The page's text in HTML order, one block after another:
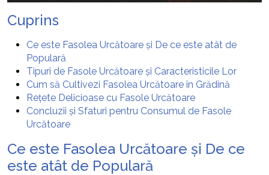
Cuprins
Ce este Fasolea Urcătoare și De ce este atât de
Populară
Tipuri de Fasole Urcătoare și Caracteristicile Lor
Cum să Cultivezi Fasolea Urcătoare în Grădină
Rețete Delicioase cu Fasole Urcătoare
Concluzii și Sfaturi pentru Consumul de Fasole
Urcătoare
Ce este Fasolea Urcătoare și De ce
este atât de Populară